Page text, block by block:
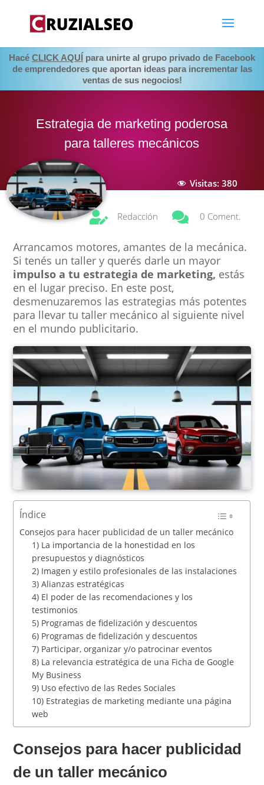
Hacé CLICK AQUÍ para unirte al grupo privado de Facebook
de emprendedores que aportan ideas para incrementar las
ventas de sus negocios!
Estrategia de marketing poderosa
para talleres mecánicos
Visitas: 380
 Redacción  0 Coment.
Arrancamos motores, amantes de la mecánica.
Si tenés un taller y querés darle un mayor
impulso a tu estrategia de marketing, estás
en el lugar preciso. En este post,
desmenuzaremos las estrategias más potentes
para llevar tu taller mecánico al siguiente nivel
en el mundo publicitario.
Índice
Consejos para hacer publicidad de un taller mecánico
1) La importancia de la honestidad en los
presupuestos y diagnósticos
2) Imagen y estilo profesionales de las instalaciones
3) Alianzas estratégicas
4) El poder de las recomendaciones y los
testimonios
5) Programas de fidelización y descuentos
6) Programas de fidelización y descuentos
7) Participar, organizar y/o patrocinar eventos
8) La relevancia estratégica de una Ficha de Google
My Business
9) Uso efectivo de las Redes Sociales
10) Estrategias de marketing mediante una página
web
Consejos para hacer publicidad
de un taller mecánico